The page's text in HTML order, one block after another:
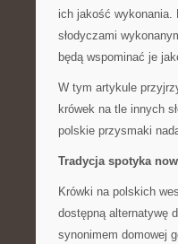
ich jakość wykonania.
słodyczami
będą wspominać je
W tym artykule
krówek na tle innych
polskie przysmaki
Tradycja spotyka
Krówki na polskich
dostępną alternatywę
synonimem domowej